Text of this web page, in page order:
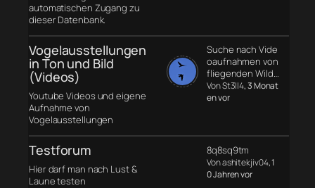
automatischen Zugang zu
dieser Datenbank.
Vogelausstellungen
in Ton und Bild
(Videos)
Youtube Videos und eigene
Aufnahme von
Vogelausstellungen
Suche nach Vide
oaufnahmen von
fliegenden Wild…
Von St3ll4, 3 Monat
en vor
Testforum
Hier darf man nach Lust &
Laune testen
8q8sq9tm
Von ashitekjiv04, 1
0 Jahren vor